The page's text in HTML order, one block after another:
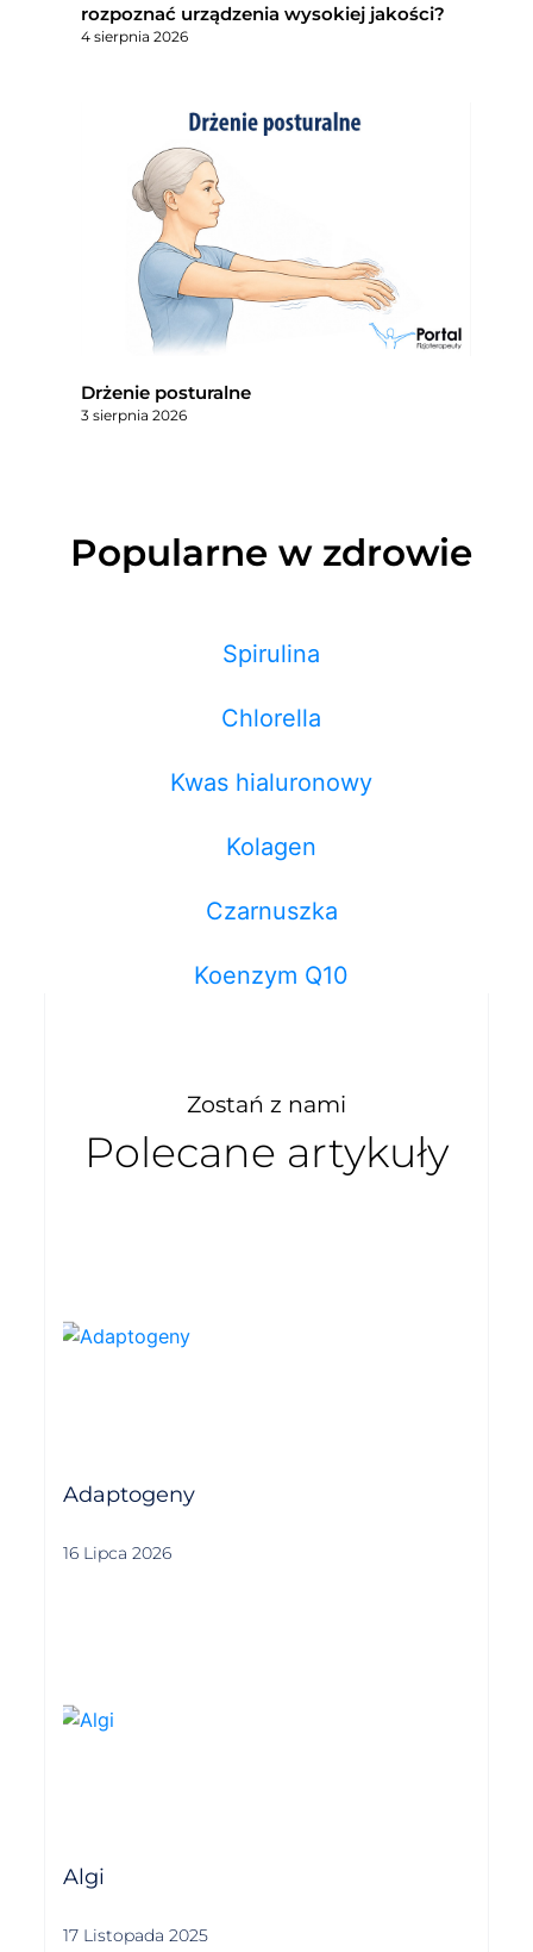
rozpoznać urządzenia wysokiej jakości?
4 sierpnia 2026
Drżenie posturalne
3 sierpnia 2026
Popularne w zdrowie
Spirulina
Chlorella
Kwas hialuronowy
Kolagen
Czarnuszka
Koenzym Q10
Zostań z nami
Polecane artykuły
Adaptogeny
16 Lipca 2026
Algi
17 Listopada 2025